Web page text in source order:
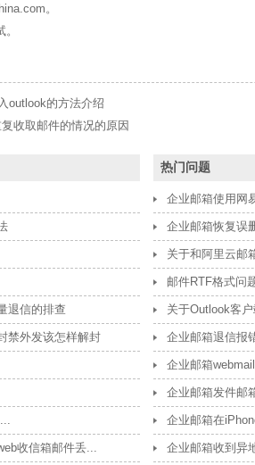
。
outlook的方法介绍
收取邮件的情况的原因
热门问题
退信的排查
禁外发该怎样解封
收信箱邮件丢...
企业邮箱使用网
企业邮箱恢复误
关于和阿里云邮
邮件RTF格式问
关于Outlook客
企业邮箱退信报
企业邮箱
企业邮箱发件邮
企业邮箱在
企业邮箱收到异